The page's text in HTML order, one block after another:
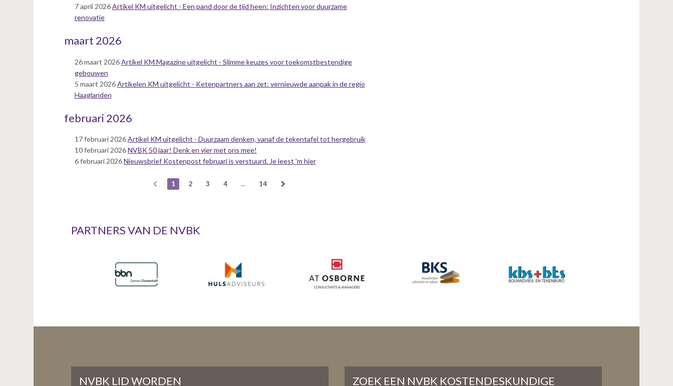
7 april 2026Artikel KM uitgelicht - Een pand door de tijd heen: Inzichten voor duurzame
renovatie
maart 2026
26 maart 2026Artikel KM Magazine uitgelicht - Slimme keuzes voor toekomstbestendige
gebouwen
5 maart 2026Artikelen KM uitgelicht - Ketenpartners aan zet: vernieuwde aanpak in de regio
Haaglanden
februari 2026
17 februari 2026Artikel KM uitgelicht - Duurzaam denken, vanaf de tekentafel tot hergebruik
10 februari 2026NVBK 50 jaar! Denk en vier met ons mee!
6 februari 2026Nieuwsbrief Kostenpost februari is verstuurd. Je leest 'm hier
1 2 3 4 ... 14
PARTNERS VAN DE NVBK
NVBK LID WORDEN ZOEK EEN NVBK KOSTENDESKUNDIGE